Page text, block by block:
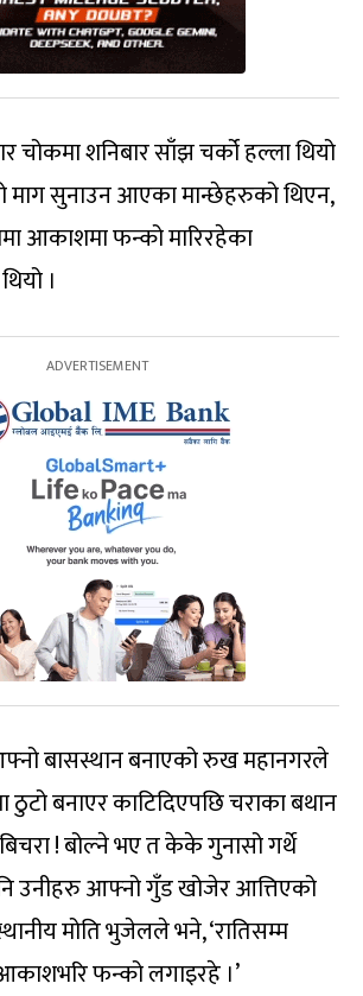
चोकमा शनिबार साँझ चर्को हल्ला थियो
माग सुनाउन आएका मान्छेहरुको थिएन,
आकाशमा फन्को मारिरहेका
।
बासस्थान बनाएको रुख महानगरले
ठुटो बनाएर काटिदिएपछि चराका बथान
! बोल्ने भए त केके गुनासो गर्थे
उनीहरु आफ्नो गुँड खोजेर आत्तिएको
स्थानीय मोति भुजेलले भने, ‘रातिसम्म
फन्को लगाइरहे ।’